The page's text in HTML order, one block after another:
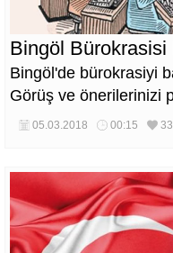
Bingöl Bürokrasisi
Bingöl'de bürokrasiyi
Görüş ve önerilerinizi
05.03.2018 00:15 33